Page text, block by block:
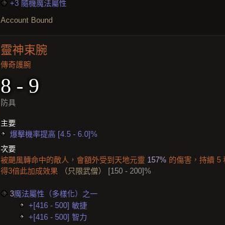
+3 隨機魔法屬性
Account Bound
靈神束腕
傳奇護腕
8 - 9
防具
主要
爆擊機率提高 [4.5 - 6.0]%
次要
被颶風轉命中的敵人，會額外受到天地元靈 157% 的傷害，持續 5
得3倍此加成效果
（只限武僧） [150 - 200]%
3魔法屬性（多樣化）之一
+[416 - 500] 敏捷
+[416 - 500] 智力